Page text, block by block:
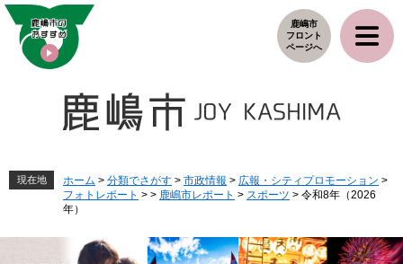
ペ
メ
鹿嶋市
フロント
ページへ
現在地 ホーム > 分類でさがす > 市政情報 > 広報・シティプロモーション >
フォトレポート > > 鹿嶋市レポート > スポーツ > 令和8年（2026
年）